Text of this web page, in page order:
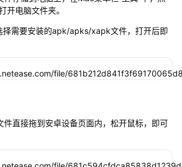
开电脑文件夹。
择需要安装的apk/apks/xapk文件，打开后即
直接拖到安卓设备页面内，松开鼠标，即可